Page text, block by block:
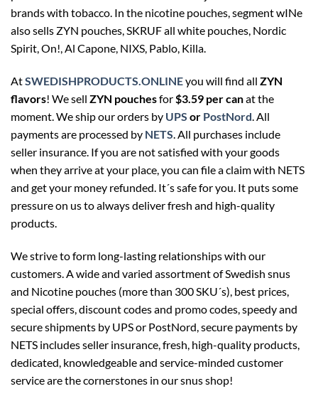
brands with tobacco. In the nicotine pouches, segment wINe
also sells ZYN pouches, SKRUF all white pouches, Nordic
Spirit, On!, Al Capone, NIXS, Pablo, Killa.
AtSWEDISHPRODUCTS.ONLINEyou will find all ZYN
flavors! We sell ZYN pouchesfor$3.59 per canat the
moment. We ship our orders by UPS or PostNord. All
payments are processed by NETS. All purchases include
seller insurance. If you are not satisfied with your goods
when they arrive at your place, you can file a claim with NETS
and get your money refunded. It´s safe for you. It puts some
pressure on us to always deliver fresh and high-quality
products.
We strive to form long-lasting relationships with our
customers. A wide and varied assortment of Swedish snus
and Nicotine pouches (more than 300 SKU´s), best prices,
special offers, discount codes and promo codes, speedy and
secure shipments by UPS or PostNord, secure payments by
NETS includes seller insurance, fresh, high-quality products,
dedicated, knowledgeable and service-minded customer
service are the cornerstones in our snus shop!